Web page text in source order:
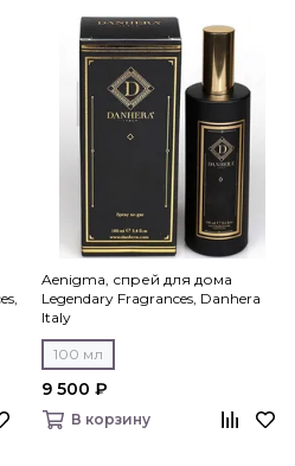
Aenigma, спрей для дома
Legendary Fragrances, Danhera
Italy
100 мл
9 500 ₽
В корзину